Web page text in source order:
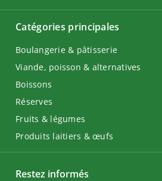
Catégories principales
Boulangerie & pâtisserie
Viande, poisson & alternatives
Boissons
Réserves
Fruits & légumes
Produits laitiers & œufs
Restez informés